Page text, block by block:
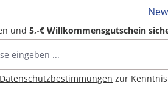
und5,-€ Willkommensgutschein
Datenschutzbestimmungen zur